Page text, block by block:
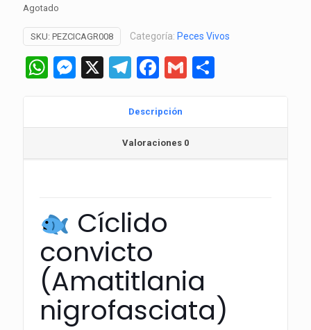
Agotado
SKU: PEZCICAGR008 Categoría: Peces Vivos
WhatsApp
Messenger
X Telegram
Facebook
Gmail
Descripción
Valoraciones 0
Cíclido
convicto
(Amatitlania
nigrofasciata)